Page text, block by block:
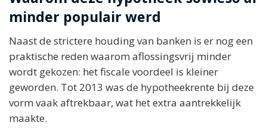
minder populair werd
Naast de strictere houding van banken is er nog een
praktische reden waarom aflossingsvrij minder
wordt gekozen: het fiscale voordeel is kleiner
geworden. Tot 2013 was de hypotheekrente bij deze
vorm vaak aftrekbaar, wat het extra aantrekkelijk
maakte.